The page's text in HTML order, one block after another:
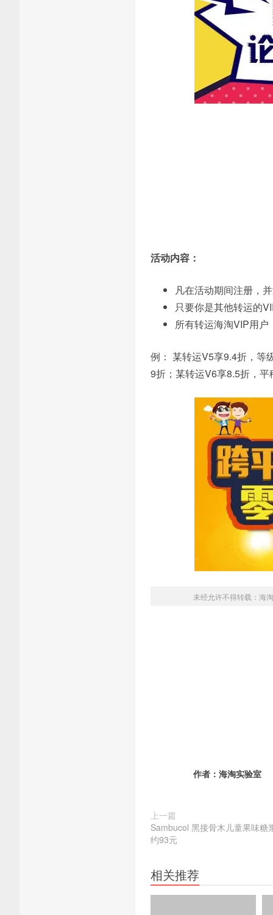
活动内容：
凡在活动期间注册，
只要你是其他转运的
所有转运海淘VIP用
例： 某转运V5享9.4折，等
9折；某转运V6享8.5折，
未经允许不得转载： 海
作者： 海淘实验室
上一篇
Sambucol 黑接骨木儿童果味糖
约93元
相关推荐